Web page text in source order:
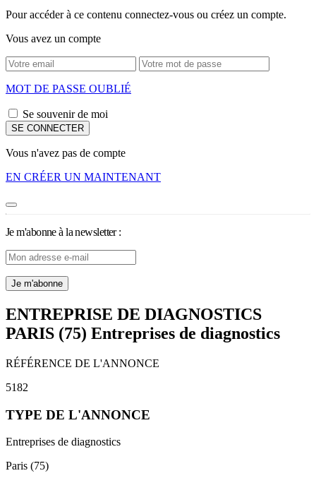
Pour accéder à ce contenu connectez-vous ou créez un compte.
Vous avez un compte
MOT DE PASSE OUBLIÉ
Se souvenir de moi
Vous n'avez pas de compte
EN CRÉER UN MAINTENANT
Je m'abonne à la newsletter :
ENTREPRISE DE DIAGNOSTICS
PARIS (75) Entreprises de diagnostics
RÉFÉRENCE DE L'ANNONCE
5182
TYPE DE L'ANNONCE
Entreprises de diagnostics
Paris (75)